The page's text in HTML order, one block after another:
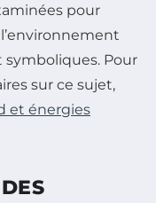
pour
Pour
sur ce sujet,
et énergies